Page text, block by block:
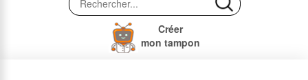
Créer
mon tampon